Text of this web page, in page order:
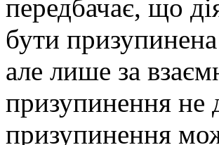
передбачає, що
бути
але лише за
призупинення не
призупинення